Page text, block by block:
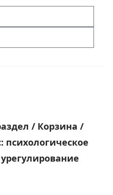
/ Корзина /
психологическое